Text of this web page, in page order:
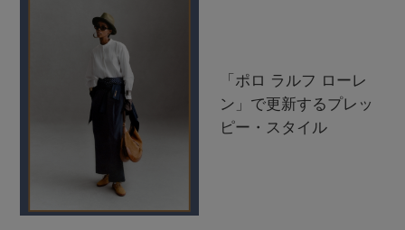
「ポロ ラルフ ローレ
ン」で更新するプレッ
ピー・スタイル